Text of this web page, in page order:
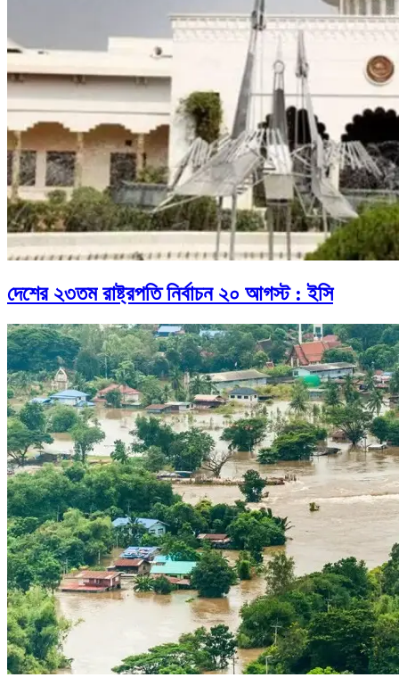
দেশের ২৩তম রাষ্ট্রপতি নির্বাচন ২০ আগস্ট : ইসি